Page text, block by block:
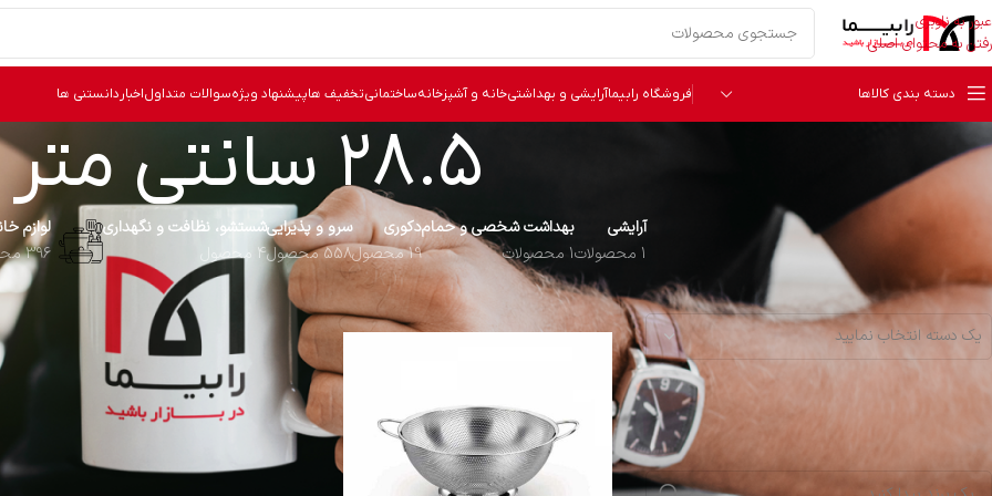
عبور به ناوبری
رفتن به محتوای اصلی
دسته بندی کالاها فروشگاه رابیماآرایشی و بهداشتیخانه و آشپزخانهساختمانیتخفیف هاپیشنهاد ویژهسوالات متداولاخبار دانستنی ها
28.5 سانتی متر
آرایشی
1 محصولات
بهداشت شخصی و حمام
1 محصولات
دکوری
19 محصول
سرو و پذیرایی
558 محصول
شستشو، نظافت و نگهداری
4 محصول
لوازم
396 محصول
دسته‌ بندی
یک دسته انتخاب نمایید
خانه محصول سایز 28.5 سانتی متر